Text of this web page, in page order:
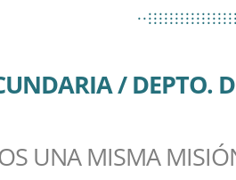
/ DEPTO.
UNA MISMA